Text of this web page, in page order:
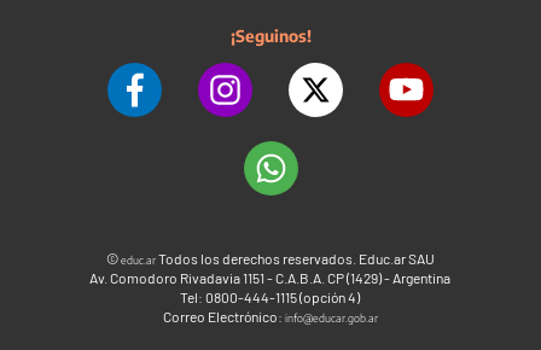
¡Seguinos!
©educ.arTodos los derechos reservados. Educ.ar SAU
Av. Comodoro Rivadavia 1151 - C.A.B.A. CP (1429) - Argentina
Tel: 0800-444-1115 (opción 4)
Correo Electrónico: info@educar.gob.ar